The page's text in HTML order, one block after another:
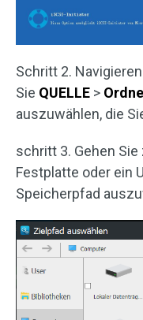
Schritt 2.
Sie QUELLE >
auszuwählen, die
schritt 3. Gehen Sie
Festplatte oder ein
Speicherpfad